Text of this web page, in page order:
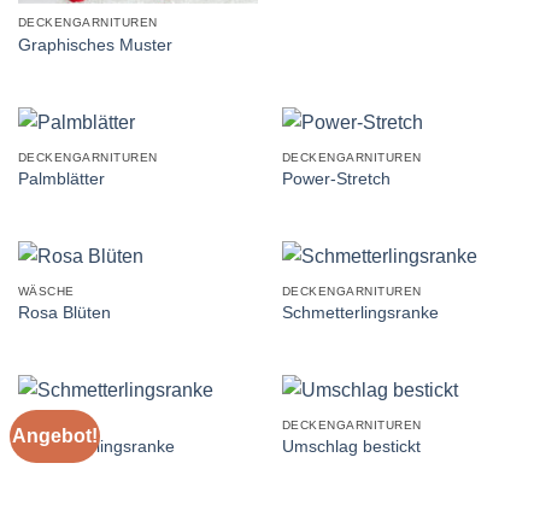
DECKENGARNITUREN
Graphisches Muster
DECKENGARNITUREN
Palmblätter
DECKENGARNITUREN
Power-Stretch
WÄSCHE
Rosa Blüten
DECKENGARNITUREN
Schmetterlingsranke
Angebot!
Schmetterlingsranke
DECKENGARNITUREN
Umschlag bestickt